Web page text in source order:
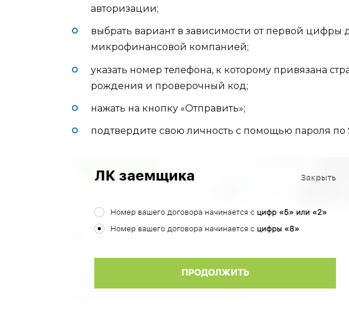
авторизации;
выбрать вариант в зависимости от первой цифры
микрофинансовой компанией;
указать номер телефона, к которому привязана
рождения и проверочный код;
нажать на кнопку «Отправить»;
подтвердите свою личность с помощью пароля по